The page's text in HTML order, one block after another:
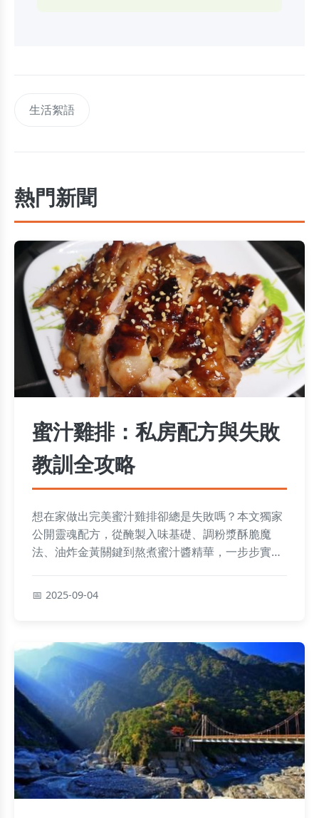
生活絮語
熱門新聞
蜜汁雞排：私房配方與失敗
教訓全攻略
想在家做出完美蜜汁雞排卻總是失敗嗎？本文獨家
公開靈魂配方，從醃製入味基礎、調粉漿酥脆魔
法、油炸金黃關鍵到熬煮蜜汁醬精華，一步步實戰
2025-09-04